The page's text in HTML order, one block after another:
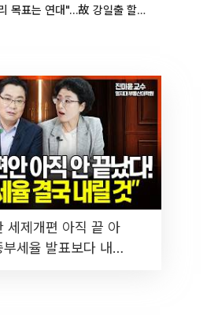
추미애 "우리 목표는 연대"…故 강일출 할머니 흉상 제막
세제개편 아직 끝 아
세율 발표보다 내릴